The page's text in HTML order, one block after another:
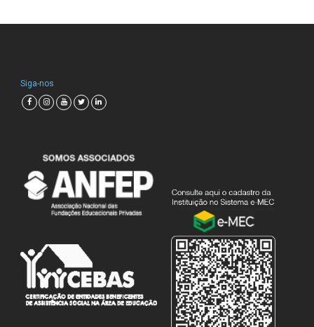
Siga-nos